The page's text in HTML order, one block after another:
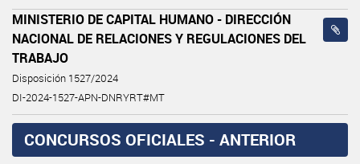
MINISTERIO DE CAPITAL HUMANO - DIRECCIÓN
NACIONAL DE RELACIONES Y REGULACIONES DEL
TRABAJO
Disposición 1527/2024
DI-2024-1527-APN-DNRYRT#MT
CONCURSOS OFICIALES - ANTERIOR